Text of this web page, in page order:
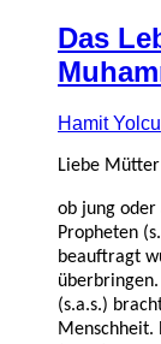
Das
Hamit Yolcu
Liebe
ob jung oder
Propheten
beauftragt
(s.a.s.)
Menschheit.